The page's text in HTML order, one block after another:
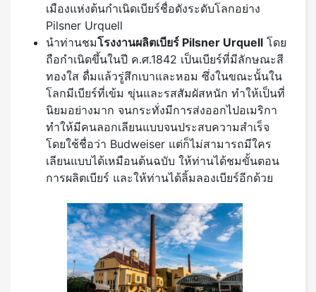
เมืองแห่งต้นกำเนิดเบียร์ชื่อดังระดับโลกอย่าง
Pilsner Urquell
นำท่านชมโรงงานผลิตเบียร์ Pilsner Urquell โดย
ถือกำเนิดขึ้นในปี ค.ศ.1842 เป็นเบียร์ที่มีลักษณะสี
ทองใส ดื่มแล้วรู่สึกเบาและหอม ซึ่งในขณะนั้นใน
โลกมีเบียร์ที่เข้ม ขุ่นและรสสัมผัสหนัก ทำให้เป็นที่
นิยมอย่างมาก จนกระทั่งมีการส่งออกไปอเมริกา
ทำให้มีคนลอกเลียนแบบจนประสบความสำเร็จ
โดยใช้ชื่อว่า Budweiser แต่ก็ไม่สามารถมีใคร
เลียนแบบได้เหมือนต้นฉบับ ให้ท่านได้ชมขั้นตอน
การผลิตเบียร์ และให้ท่านได้ลิ้มลองเบียร์อีกด้วย